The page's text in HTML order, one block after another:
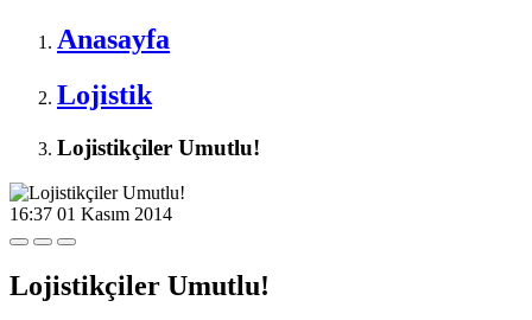
Anasayfa
Lojistik
Lojistikçiler Umutlu!
16:37 01 Kasım 2014
Lojistikçiler Umutlu!